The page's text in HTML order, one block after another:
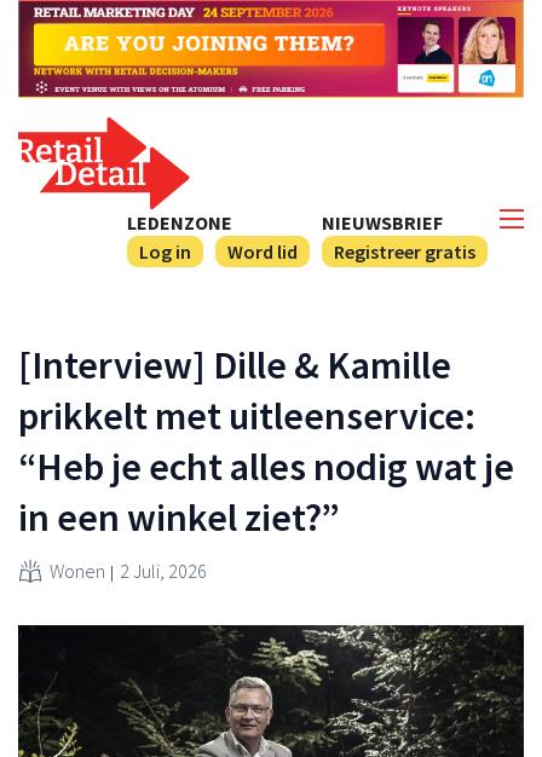
NIEUWSBRIEF
Registreer gratis
LEDENZONE
Log in
Word lid
[Interview] Dille & Kamille
prikkelt met uitleenservice:
“Heb je echt alles nodig wat je
in een winkel ziet?”
Wonen 2 Juli, 2026